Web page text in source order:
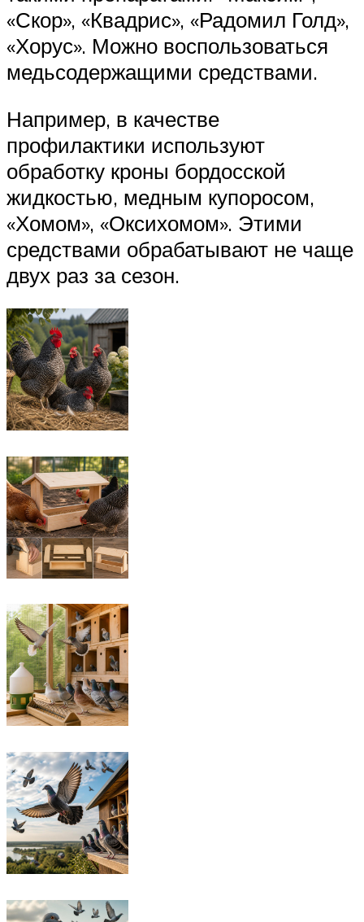
«Скор», «Квадрис», «Радомил Голд»,
«Хорус». Можно воспользоваться
медьсодержащими средствами.
Например, в качестве
профилактики используют
обработку кроны бордосской
жидкостью, медным купоросом,
«Хомом», «Оксихомом». Этими
средствами обрабатывают не чаще
двух раз за сезон.